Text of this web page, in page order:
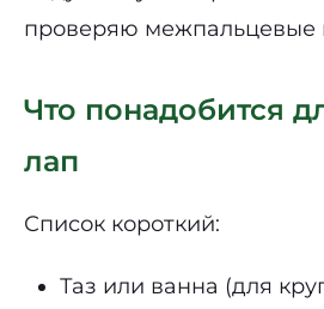
проверяю межпальцевые
Что понадобится
лап
Список короткий:
Таз или ванна (для